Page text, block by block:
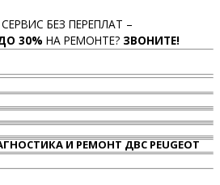
БЕЗ ПЕРЕПЛАТ –
30% НА РЕМОНТЕ? ЗВОНИТЕ!
И РЕМОНТ ДВС PEUGEOT